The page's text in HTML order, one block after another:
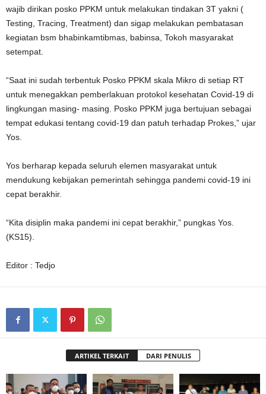
wajib dirikan posko PPKM untuk melakukan tindakan 3T yakni (
Testing, Tracing, Treatment) dan sigap melakukan pembatasan
kegiatan bsm bhabinkamtibmas, babinsa, Tokoh masyarakat
setempat.
“Saat ini sudah terbentuk Posko PPKM skala Mikro di setiap RT
untuk menegakkan pemberlakuan protokol kesehatan Covid-19 di
lingkungan masing- masing. Posko PPKM juga bertujuan sebagai
tempat edukasi tentang covid-19 dan patuh terhadap Prokes,” ujar
Yos.
Yos berharap kepada seluruh elemen masyarakat untuk
mendukung kebijakan pemerintah sehingga pandemi covid-19 ini
cepat berakhir.
“Kita disiplin maka pandemi ini cepat berakhir,” pungkas Yos.
(KS15).
Editor : Tedjo
ARTIKEL TERKAIT DARI PENULIS